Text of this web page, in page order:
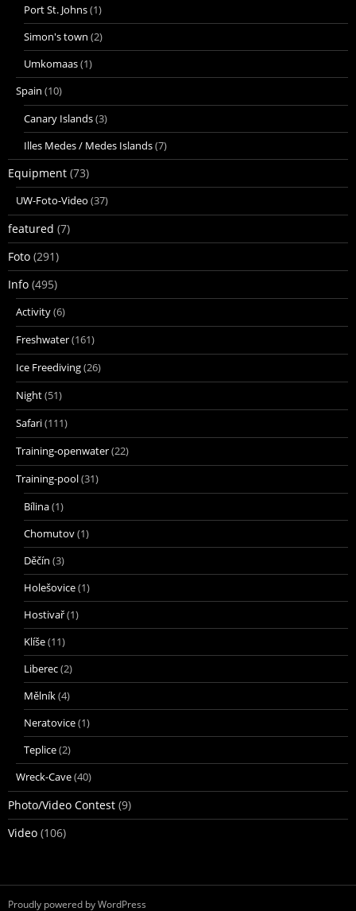
Port St. Johns(1)
Simon's town (2)
Umkomaas(1)
Spain (10)
Canary Islands(3)
Illes Medes / Medes Islands(7)
Equipment (73)
UW-Foto-Video (37)
featured (7)
Foto (291)
Info (495)
Activity(6)
Freshwater(161)
Ice Freediving(26)
Night(51)
Safari(111)
Training-openwater(22)
Training-pool(31)
Bílina(1)
Chomutov(1)
Děčín (3)
Holešovice(1)
Hostivař(1)
Klíše(11)
Liberec(2)
Mělník(4)
Neratovice(1)
Teplice(2)
Wreck-Cave(40)
Photo/Video Contest (9)
Video (106)
Proudly powered by WordPress